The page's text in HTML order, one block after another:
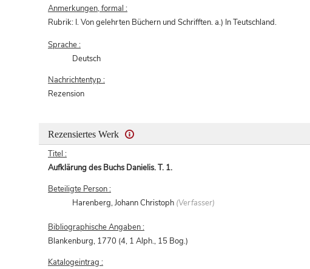
Anmerkungen, formal :
Rubrik: I. Von gelehrten Büchern und Schrifften. a.) In Teutschland.
Sprache :
Deutsch
Nachrichtentyp :
Rezension
Rezensiertes Werk
Titel :
Aufklärung des Buchs Danielis. T. 1.
Beteiligte Person :
Harenberg, Johann Christoph (Verfasser)
Bibliographische Angaben :
Blankenburg, 1770 (4, 1 Alph., 15 Bog.)
Katalogeintrag :